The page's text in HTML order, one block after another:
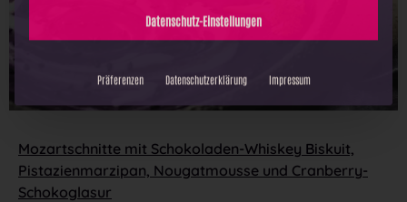
Mozartschnitte mit Schokoladen-Whiskey Biskuit,
Pistazienmarzipan, Nougatmousse und Cranberry-
Schokoglasur
Alle akzeptieren